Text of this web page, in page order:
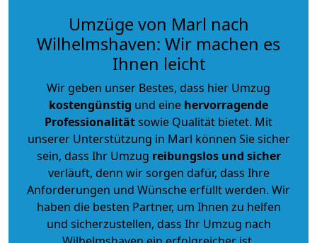
Umzüge von Marl nach
Wilhelmshaven: Wir machen es
Ihnen leicht
Wir geben unser Bestes, dass hier Umzug
kostengünstig und eine hervorragende
Professionalitätsowie Qualität bietet. Mit
unserer Unterstützung in Marl können Sie sicher
sein, dass Ihr Umzug reibungslos und sicher
verläuft, denn wir sorgen dafür, dass Ihre
Anforderungen und Wünsche erfüllt werden. Wir
haben die besten Partner, um Ihnen zu helfen
und sicherzustellen, dass Ihr Umzug nach